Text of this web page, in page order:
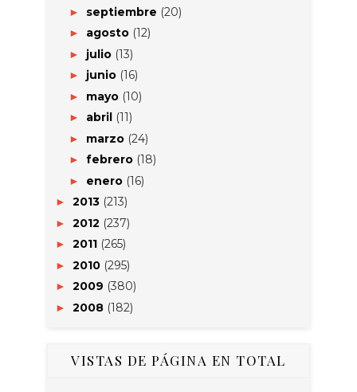
► septiembre (20)
► agosto (12)
► julio (13)
► junio (16)
► mayo (10)
► abril (11)
► marzo (24)
► febrero (18)
► enero (16)
► 2013 (213)
► 2012 (237)
► 2011 (265)
► 2010 (295)
► 2009 (380)
► 2008 (182)
VISTAS DE PÁGINA EN TOTAL